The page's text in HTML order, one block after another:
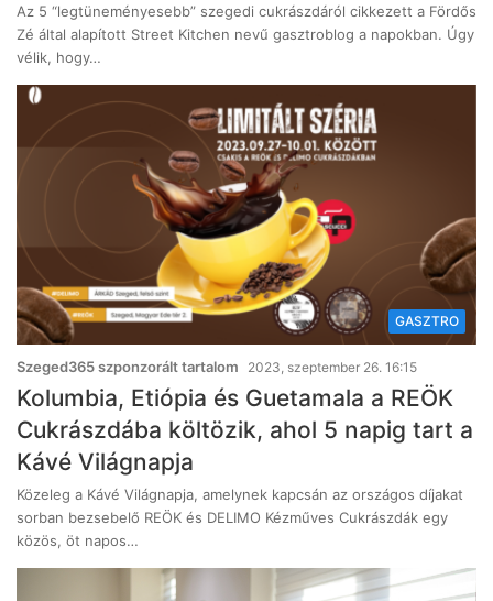
Az 5 “legtüneményesebb” szegedi cukrászdáról cikkezett a Fördős
Zé által alapított Street Kitchen nevű gasztroblog a napokban. Úgy
vélik, hogy…
GASZTRO
Szeged365 szponzorált tartalom 2023, szeptember 26. 16:15
Kolumbia, Etiópia és Guetamala a REÖK
Cukrászdába költözik, ahol 5 napig tart a
Kávé Világnapja
Közeleg a Kávé Világnapja, amelynek kapcsán az országos díjakat
sorban bezsebelő REÖK és DELIMO Kézműves Cukrászdák egy
közös, öt napos…